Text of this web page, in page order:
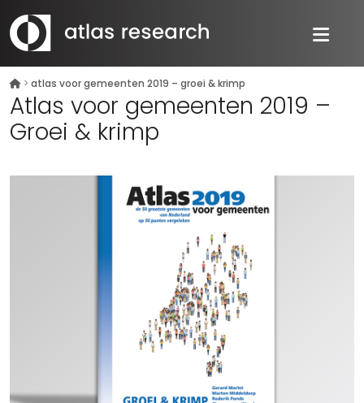
> atlas voor gemeenten 2019 – groei & krimp
Atlas voor gemeenten 2019 –
Groei & krimp